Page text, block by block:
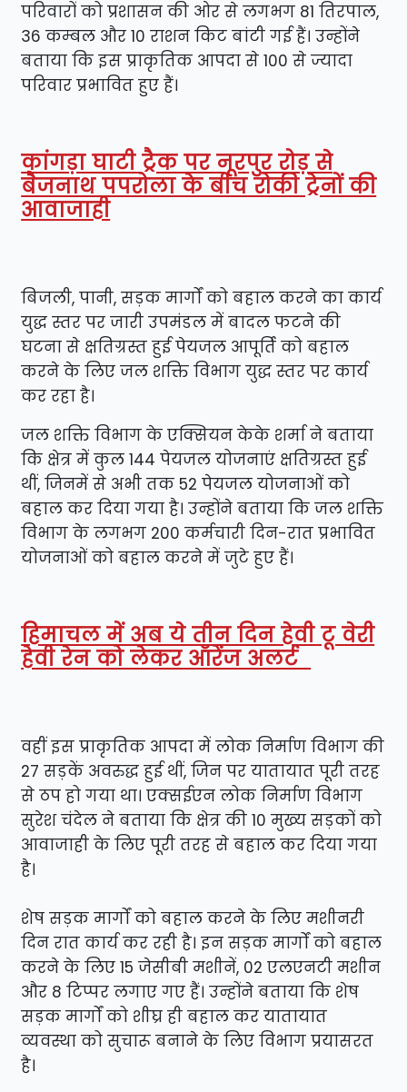
परिवारों को प्रशासन की ओर से लगभग 81 तिरपाल,
36 कम्बल और 10 राशन किट बांटी गई हैं। उन्होंने
बताया कि इस प्राकृतिक आपदा से 100 से ज्यादा
परिवार प्रभावित हुए हैं।
कांगड़ा घाटी ट्रैक पर नूरपुर रोड़ से
बैजनाथ पपरोला के बीच रोकी ट्रेनों की
आवाजाही
बिजली, पानी, सड़क मार्गों को बहाल करने का कार्य
युद्ध स्तर पर जारी उपमंडल में बादल फटने की
घटना से क्षतिग्रस्त हुई पेयजल आपूर्ति को बहाल
करने के लिए जल शक्ति विभाग युद्ध स्तर पर कार्य
कर रहा है।
जल शक्ति विभाग के एक्सियन केके शर्मा ने बताया
कि क्षेत्र में कुल 144 पेयजल योजनाएं क्षतिग्रस्त हुई
थीं, जिनमें से अभी तक 52 पेयजल योजनाओं को
बहाल कर दिया गया है। उन्होंने बताया कि जल शक्ति
विभाग के लगभग 200 कर्मचारी दिन-रात प्रभावित
योजनाओं को बहाल करने में जुटे हुए हैं।
हिमाचल में अब ये तीन दिन हेवी टू वेरी
हेवी रेन को लेकर ऑरेंज अलर्ट
वहीं इस प्राकृतिक आपदा में लोक निर्माण विभाग की
27 सड़कें अवरुद्ध हुई थीं, जिन पर यातायात पूरी तरह
से ठप हो गया था। एक्सईएन लोक निर्माण विभाग
सुरेश चंदेल ने बताया कि क्षेत्र की 10 मुख्य सड़कों को
आवाजाही के लिए पूरी तरह से बहाल कर दिया गया
है।
शेष सड़क मार्गों को बहाल करने के लिए मशीनरी
दिन रात कार्य कर रही है। इन सड़क मार्गों को बहाल
करने के लिए 15 जेसीबी मशीनें, 02 एलएनटी मशीन
और 8 टिप्पर लगाए गए हैं। उन्होंने बताया कि शेष
सड़क मार्गों को शीघ्र ही बहाल कर यातायात
व्यवस्था को सुचारू बनाने के लिए विभाग प्रयासरत
है।